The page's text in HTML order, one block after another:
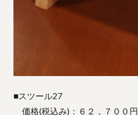
■スツール27
価格(税込み)：６２，７００円